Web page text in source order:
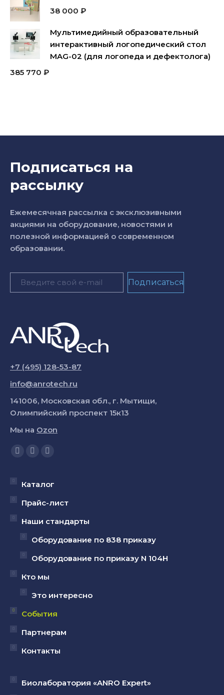
38 000 ₽
Мультимедийный образовательный
интерактивный логопедический стол
MAG-02 (для логопеда и дефектолога)
385 770 ₽
Подписаться на
рассылку
Ежемесячная рассылка с эксклюзивными
акциями на оборудование, новостями и
полезной информацией о современном
образовании.
+7 (495) 128-53-87
info@anrotech.ru
141006, Московская обл., г. Мытищи,
Олимпийский проспект 15к13
Мы на Ozon
Ищите нас:
Страница
открывается
новом
окне
Страница
открывается
новом
окне
Страница
открывается
новом
окне
Каталог
Прайс-лист
Наши стандарты
Оборудование по 838 приказу
Оборудование по приказу N 104Н
Кто мы
Это интересно
События
Партнерам
Контакты
Биолаборатория «ANRO Expert»